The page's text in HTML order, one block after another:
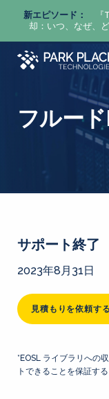
新エピソード：
却：いつ、なぜ、
フルー
サポート終了
2023年8月31日
見積もりを依頼する
*EOSL ライブラリへの
トできることを保証す